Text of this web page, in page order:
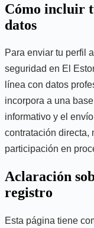
Cómo incluir
datos
Para enviar tu perfil
seguridad en El
línea con datos
incorpora a una
informativo y el
contratación directa,
participación en
Aclaración
registro
Esta página tiene